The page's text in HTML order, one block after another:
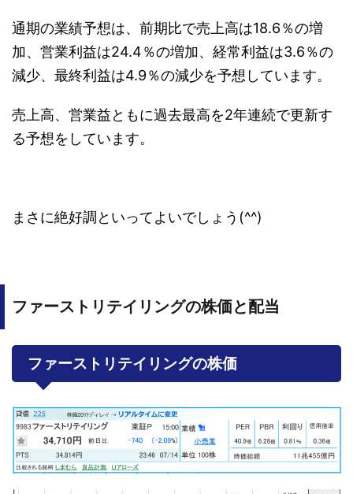
通期の業績予想は、前期比で売上高は18.6％の増
加、営業利益は24.4％の増加、経常利益は3.6％の
減少、最終利益は4.9％の減少を予想しています。
売上高、営業益ともに過去最高を2年連続で更新す
る予想をしています。
まさに絶好調といってよいでしょう(^^)
ファーストリテイリングの株価と配当
ファーストリテイリングの株価